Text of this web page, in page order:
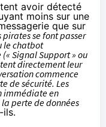
avoir détecté
moins sur une
que sur
pirates se font passer
le chatbot
Signal Support » ou
directement leur
commence
de sécurité. Les
immédiate en
perte de données
ils.